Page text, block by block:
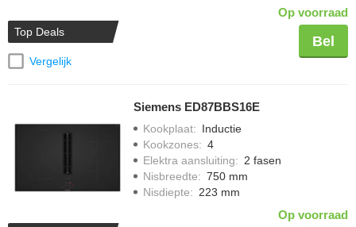
Top Deals
Vergelijk
Op voorraad
Bel
Siemens ED87BBS16E
Kookplaat: Inductie
Kookzones: 4
Elektra aansluiting: 2 fasen
Nisbreedte: 750 mm
Nisdiepte: 223 mm
Op voorraad